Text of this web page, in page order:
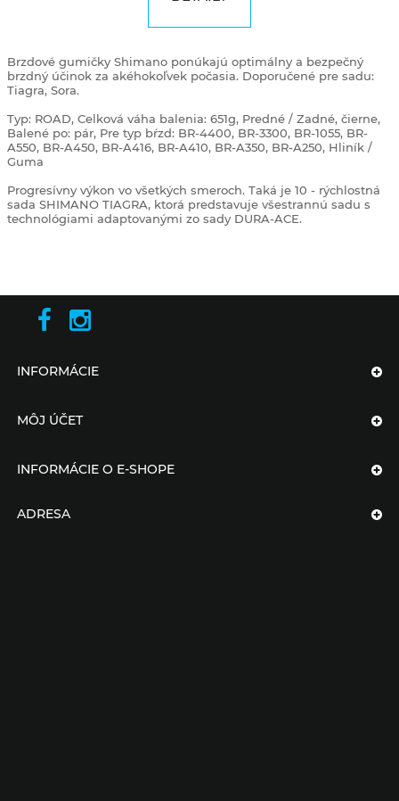
Brzdové gumičky Shimano ponúkajú optimálny a bezpečný
brzdný účinok za akéhokoľvek počasia. Doporučené pre sadu:
Tiagra, Sora.
Typ: ROAD, Celková váha balenia: 651g, Predné / Zadné, čierne,
Balené po: pár, Pre typ bŕzd: BR-4400, BR-3300, BR-1055, BR-
A550, BR-A450, BR-A416, BR-A410, BR-A350, BR-A250, Hliník /
Guma
Progresívny výkon vo všetkých smeroch. Taká je 10 - rýchlostná
sada SHIMANO TIAGRA, ktorá predstavuje všestrannú sadu s
technológiami adaptovanými zo sady DURA-ACE.
INFORMÁCIE
MÔJ ÚČET
INFORMÁCIE O E-SHOPE
ADRESA